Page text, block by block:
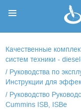
Качественные
систем техники -
/ Руководства по
Инструкции для
/ Руководство
Cummins ISB, ISBe